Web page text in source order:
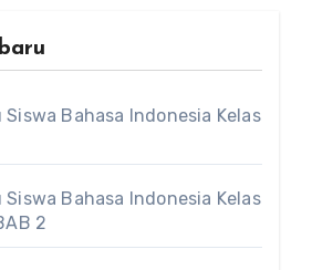
Bahasa Indonesia Kelas
Bahasa Indonesia Kelas
2